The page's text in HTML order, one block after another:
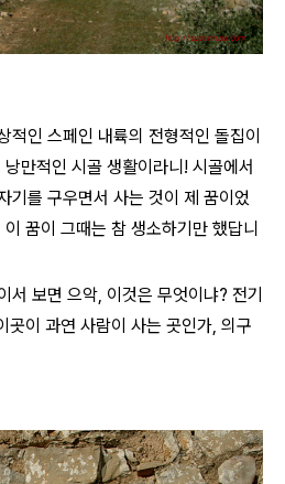
적인 스페인 내륙의 전형적인 돌집이
만적인 시골 생활이라니! 시골에서
기를 구우면서 사는 것이 제 꿈이었
꿈이 그때는 참 생소하기만 했답니
서 보면 으악, 이것은 무엇이냐? 전기
곳이 과연 사람이 사는 곳인가, 의구